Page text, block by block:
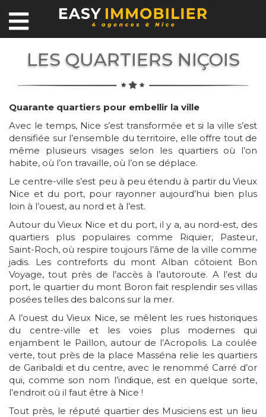
LES QUARTIERS NIÇOIS
Quarante quartiers pour embellir la ville
Avec le temps, Nice s’est transformée et si la ville s’est
densifiée sur l’ensemble du territoire, elle offre tout de
même plusieurs visages selon les quartiers où l’on
habite, où l’on travaille, où l’on se déplace.
Le centre-ville s’est peu à peu étendu à partir du Vieux
Nice et du port, pour rayonner aujourd’hui bien plus
loin à l’ouest, au nord et à l’est.
Autour du Vieux Nice et du port, il y a, au nord-est, des
quartiers plus populaires comme Riquier, Pasteur,
Saint-Roch, où respire toujours l’âme de la ville comme
jadis. Les contreforts du mont Alban côtoient Bon
Voyage, tout près de l’accès à l’autoroute. A l’est du
port, le quartier du mont Boron fait resplendir ses villas
posées telles des balcons sur la mer.
A l’ouest du Vieux Nice, se mêlent les rues historiques
du centre-ville et les voies plus modernes qui
enjambent le Paillon, autour de l’Acropolis. La coulée
verte, tout près de la place Masséna relie les quartiers
de Garibaldi et du centre, avec le renommé Carré d’or
qui, comme son nom l’indique, est en quelque sorte,
l’endroit où il faut être à Nice !
Tout près, le réputé quartier des Musiciens est un lieu